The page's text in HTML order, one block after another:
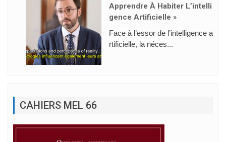
Apprendre À Habiter L’intelli
Gence Artificielle »
Face à l’essor de l’intelligence a
rtificielle, la néces...
CAHIERS MEL 66